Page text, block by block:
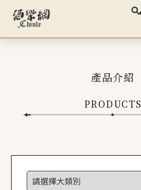
產品介紹
PRODUCTS